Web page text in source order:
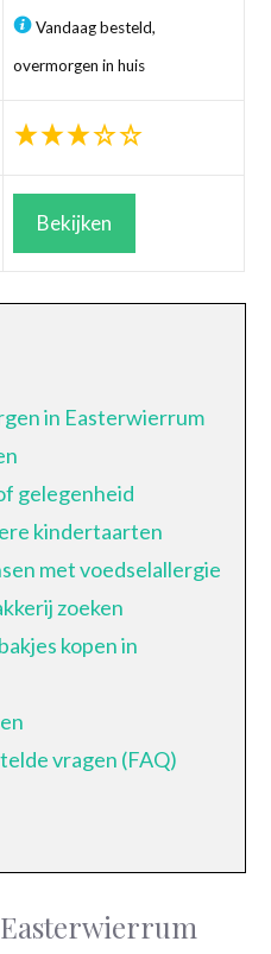
Vandaag besteld,
overmorgen in huis
Bekijken
in Easterwierrum
gelegenheid
kindertaarten
met voedselallergie
zoeken
kopen in
vragen (FAQ)